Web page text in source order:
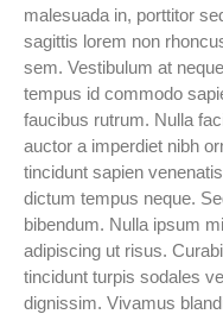
malesuada in, porttitor
sagittis lorem non
sem. Vestibulum at
tempus id commodo
faucibus rutrum. Nulla
auctor a imperdiet nibh
tincidunt sapien
dictum tempus neque.
bibendum. Nulla ipsum
adipiscing ut risus.
tincidunt turpis sodales
dignissim. Vivamus